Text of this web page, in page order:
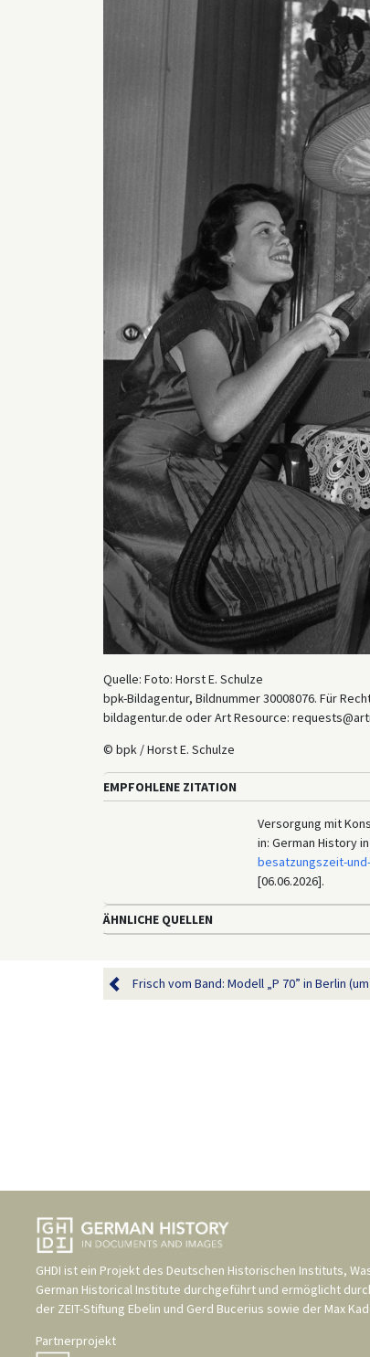
Quelle: Foto: Horst E. Schulze
bpk-Bildagentur, Bildnummer 30008076. Für
bildagentur.de oder Art Resource:
© bpk / Horst E. Schulze
EMPFOHLENE ZITATION
Versorgung mit
in: German History
besatzungszeit-
[06.06.2026].
ÄHNLICHE QUELLEN
Frisch vom Band: Modell „P 70” in Berlin
GHDI ist ein Projekt des Deutschen Historischen Instituts,
German Historical Institute durchgeführt und ermöglicht
der ZEIT-Stiftung Ebelin und Gerd Bucerius sowie der Max
Partnerprojekt